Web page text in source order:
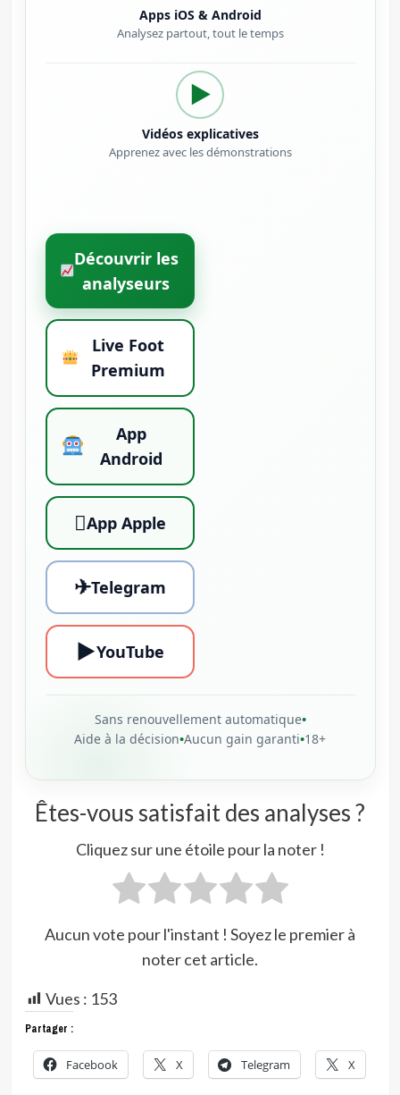
Apps iOS & Android
Analysez partout, tout le temps
▶
Vidéos explicatives
Apprenez avec les démonstrations
Découvrir les
analyseurs
Live Foot
Premium
App
Android
App Apple
✈Telegram
▶YouTube
Sans renouvellement automatique•
Aide à la décision•Aucun gain garanti•18+
Êtes-vous satisfait des analyses ?
Cliquez sur une étoile pour la noter !
Aucun vote pour l'instant ! Soyez le premier à
noter cet article.
Vues : 153
Partager :
Facebook X Telegram X